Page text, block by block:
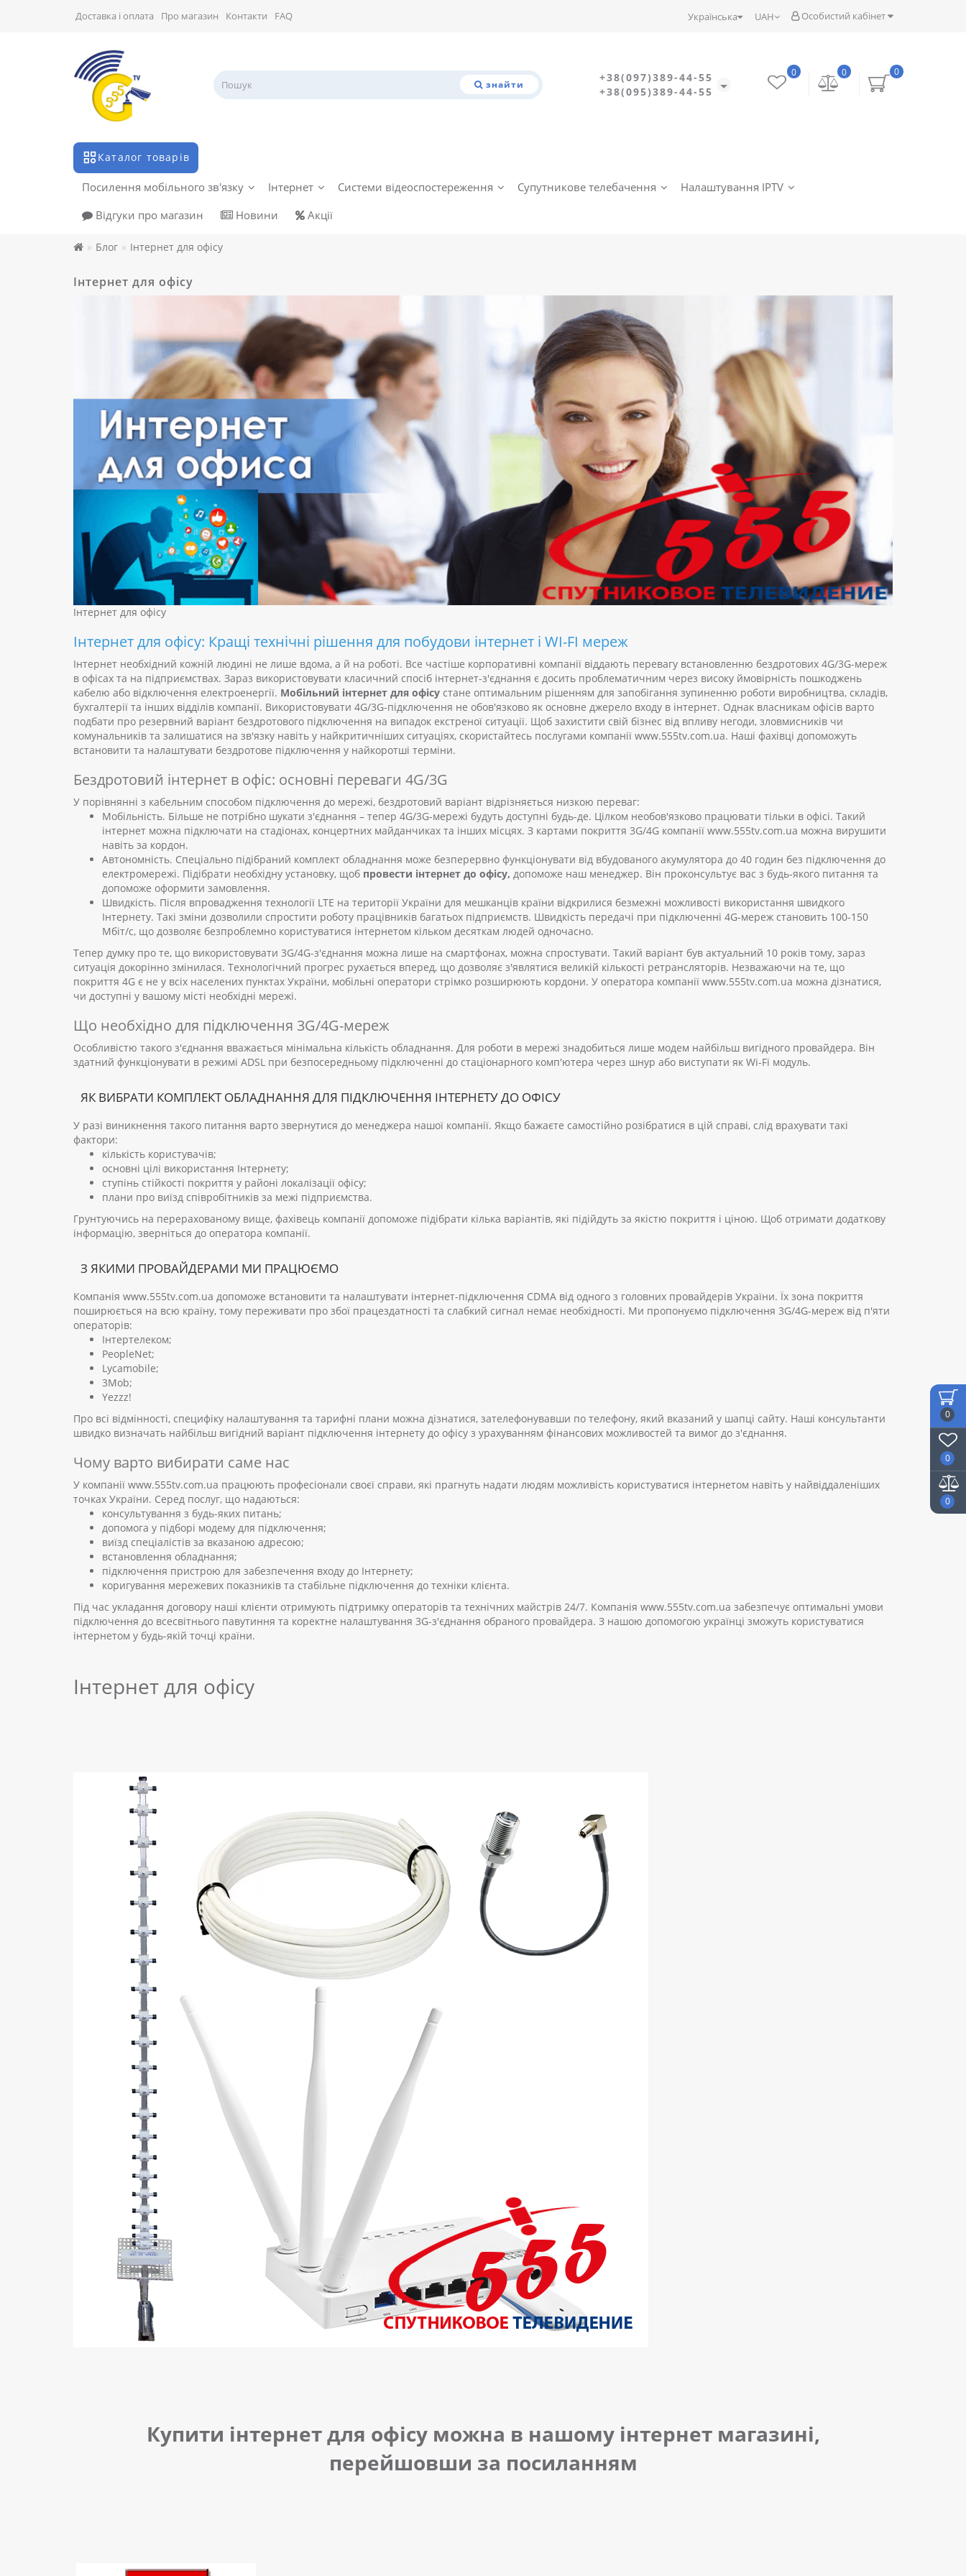
0
0
0
Особистий кабінет
UAH
Українська
Доставка і оплата Про магазин Контакти FAQ
знайти
+38(097)389-44-55
+38(095)389-44-55
0
0
0
Каталог товарів
Посилення мобільного зв'язку Інтернет Системи відеоспостереження Супутникове телебачення
Налаштування IPTV
Відгуки про магазин
Новини Акції
Блог Інтернет для офісу
Інтернет для офісу
Інтернет для офісу
Інтернет для офісу: Кращі технічні рішення для побудови інтернет і WI-FI мереж
Інтернет необхідний кожній людині не лише вдома, а й на роботі. Все частіше корпоративні компанії віддають перевагу встановленню бездротових 4G/3G-мереж
в офісах та на підприємствах. Зараз використовувати класичний спосіб інтернет-з'єднання є досить проблематичним через високу ймовірність пошкоджень
кабелю або відключення електроенергії. Мобільний інтернет для офісу стане оптимальним рішенням для запобігання зупиненню роботи виробництва, складів,
бухгалтерії та інших відділів компанії. Використовувати 4G/3G-підключення не обов'язково як основне джерело входу в інтернет. Однак власникам офісів варто
подбати про резервний варіант бездротового підключення на випадок екстреної ситуації. Щоб захистити свій бізнес від впливу негоди, зловмисників чи
комунальників та залишатися на зв'язку навіть у найкритичніших ситуаціях, скористайтесь послугами компанії www.555tv.com.ua. Наші фахівці допоможуть
встановити та налаштувати бездротове підключення у найкоротші терміни.
Бездротовий інтернет в офіс: основні переваги 4G/3G
У порівнянні з кабельним способом підключення до мережі, бездротовий варіант відрізняється низкою переваг:
Мобільність. Більше не потрібно шукати з'єднання – тепер 4G/3G-мережі будуть доступні будь-де. Цілком необов'язково працювати тільки в офісі. Такий
інтернет можна підключати на стадіонах, концертних майданчиках та інших місцях. З картами покриття 3G/4G компанії www.555tv.com.ua можна вирушити
навіть за кордон.
Автономність. Спеціально підібраний комплект обладнання може безперервно функціонувати від вбудованого акумулятора до 40 годин без підключення до
електромережі. Підібрати необхідну установку, щоб провести інтернет до офісу, допоможе наш менеджер. Він проконсультує вас з будь-якого питання та
допоможе оформити замовлення.
Швидкість. Після впровадження технології LTE на території України для мешканців країни відкрилися безмежні можливості використання швидкого
Інтернету. Такі зміни дозволили спростити роботу працівників багатьох підприємств. Швидкість передачі при підключенні 4G-мереж становить 100-150
Мбіт/с, що дозволяє безпроблемно користуватися інтернетом кільком десяткам людей одночасно.
Тепер думку про те, що використовувати 3G/4G-з'єднання можна лише на смартфонах, можна спростувати. Такий варіант був актуальний 10 років тому, зараз
ситуація докорінно змінилася. Технологічний прогрес рухається вперед, що дозволяє з'являтися великій кількості ретрансляторів. Незважаючи на те, що
покриття 4G є не у всіх населених пунктах України, мобільні оператори стрімко розширюють кордони. У оператора компанії www.555tv.com.ua можна дізнатися,
чи доступні у вашому місті необхідні мережі.
Що необхідно для підключення 3G/4G-мереж
Особливістю такого з'єднання вважається мінімальна кількість обладнання. Для роботи в мережі знадобиться лише модем найбільш вигідного провайдера. Він
здатний функціонувати в режимі ADSL при безпосередньому підключенні до стаціонарного комп'ютера через шнур або виступати як Wi-Fi модуль.
ЯК ВИБРАТИ КОМПЛЕКТ ОБЛАДНАННЯ ДЛЯ ПІДКЛЮЧЕННЯ ІНТЕРНЕТУ ДО ОФІСУ
У разі виникнення такого питання варто звернутися до менеджера нашої компанії. Якщо бажаєте самостійно розібратися в цій справі, слід врахувати такі
фактори:
кількість користувачів;
основні цілі використання Інтернету;
ступінь стійкості покриття у районі локалізації офісу;
плани про виїзд співробітників за межі підприємства.
Грунтуючись на перерахованому вище, фахівець компанії допоможе підібрати кілька варіантів, які підійдуть за якістю покриття і ціною. Щоб отримати додаткову
інформацію, зверніться до оператора компанії.
З ЯКИМИ ПРОВАЙДЕРАМИ МИ ПРАЦЮЄМО
Компанія www.555tv.com.ua допоможе встановити та налаштувати інтернет-підключення CDMA від одного з головних провайдерів України. Їх зона покриття
поширюється на всю країну, тому переживати про збої працездатності та слабкий сигнал немає необхідності. Ми пропонуємо підключення 3G/4G-мереж від п'яти
операторів:
Інтертелеком;
PeopleNet;
Lycamobile;
3Mob;
Yezzz!
Про всі відмінності, специфіку налаштування та тарифні плани можна дізнатися, зателефонувавши по телефону, який вказаний у шапці сайту. Наші консультанти
швидко визначать найбільш вигідний варіант підключення інтернету до офісу з урахуванням фінансових можливостей та вимог до з'єднання.
Чому варто вибирати саме нас
У компанії www.555tv.com.ua працюють професіонали своєї справи, які прагнуть надати людям можливість користуватися інтернетом навіть у найвіддаленіших
точках України. Серед послуг, що надаються:
консультування з будь-яких питань;
допомога у підборі модему для підключення;
виїзд спеціалістів за вказаною адресою;
встановлення обладнання;
підключення пристрою для забезпечення входу до Інтернету;
коригування мережевих показників та стабільне підключення до техніки клієнта.
Під час укладання договору наші клієнти отримують підтримку операторів та технічних майстрів 24/7. Компанія www.555tv.com.ua забезпечує оптимальні умови
підключення до всесвітнього павутиння та коректне налаштування 3G-з'єднання обраного провайдера. З нашою допомогою українці зможуть користуватися
інтернетом у будь-якій точці країни.
Інтернет для офісу
Купити інтернет для офісу можна в нашому інтернет магазині,
перейшовши за посиланням